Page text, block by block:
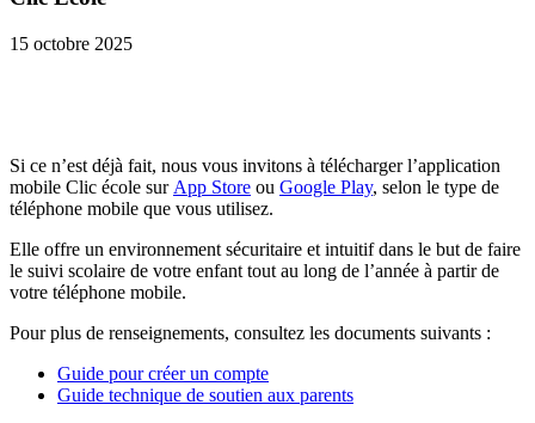
15 octobre 2025
Si ce n’est déjà fait, nous vous invitons à télécharger l’application
mobile Clic école sur App Store ou Google Play, selon le type de
téléphone mobile que vous utilisez.
Elle offre un environnement sécuritaire et intuitif dans le but de faire
le suivi scolaire de votre enfant tout au long de l’année à partir de
votre téléphone mobile.
Pour plus de renseignements, consultez les documents suivants :
Guide pour créer un compte
Guide technique de soutien aux parents